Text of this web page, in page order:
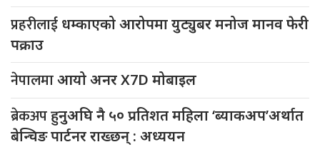
प्रहरीलाई धम्काएको आरोपमा युट्युबर मनोज मानव फेरी
पक्राउ
नेपालमाआयो अनर X7D मोबाइल
ब्रेकअपहुनुअघि नै ५० प्रतिशत महिला ‘ब्याकअप’अर्थात
बेन्चिङ पार्टनर राख्छन् : अध्ययन